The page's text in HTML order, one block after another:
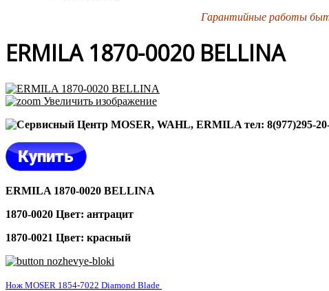
Гарантийные работы
ERMILA 1870-0020 BELLINA
Увеличить изображение
ERMILA 1870-0020 BELLINA
1870-0020 Цвет: антрацит
1870-0021 Цвет: красный
Нож MOSER 1854-7022 Diamond Blade